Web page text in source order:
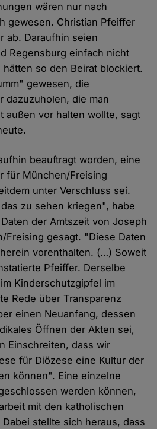
wären nur nach
gewesen. Christian Pfeiffer
ab. Daraufhin seien
Regensburg einfach nicht
so den Beirat blockiert.
gewesen, die
dazuzuholen, die man
außen vor halten wollte, sagt
beauftragt worden, eine
für München/Freising
unter Verschluss sei.
zu sehen kriegen", habe
der Amtszeit von Joseph
Freising gesagt. "Diese Daten
vorenthalten. (…) Soweit
Pfeiffer. Derselbe
Kinderschutzgipfel im
Rede über Transparenz
einen Neuanfang, dessen
Öffnen der Akten sei,
Einschreiten, dass wir
für Diözese eine Kultur der
können". Eine einzelne
werden können,
mit den katholischen
stellte sich heraus, dass